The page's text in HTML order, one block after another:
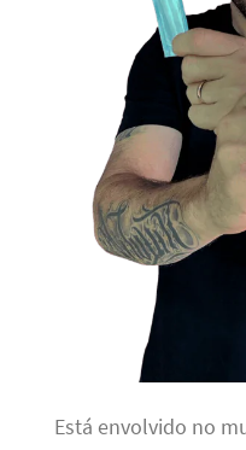
Está envolvido no